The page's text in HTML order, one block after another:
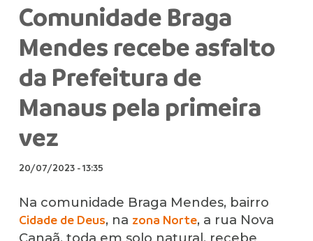
Comunidade Braga
Mendes recebe asfalto
da Prefeitura de
Manaus pela primeira
vez
20/07/2023-13:35
Na comunidade Braga Mendes, bairro
Cidade de Deus, na zona Norte, a rua Nova